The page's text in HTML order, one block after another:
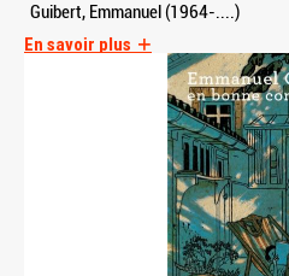
Guibert, Emmanuel (1964-....)
En savoir plus